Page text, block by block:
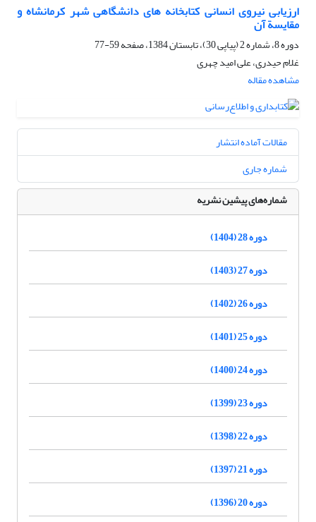
ارزیابی نیروی انسانی کتابخانه های دانشگاهی شهر کرمانشاه و
مقایسة آن
دوره 8، شماره 2 (پیاپی 30)، تابستان 1384، صفحه
59-77
غلام حیدری، علی امید چهری
مشاهده مقاله
مقالات آماده انتشار
شماره جاری
شماره‌های پیشین نشریه
دوره 28 (1404)
دوره 27 (1403)
دوره 26 (1402)
دوره 25 (1401)
دوره 24 (1400)
دوره 23 (1399)
دوره 22 (1398)
دوره 21 (1397)
دوره 20 (1396)